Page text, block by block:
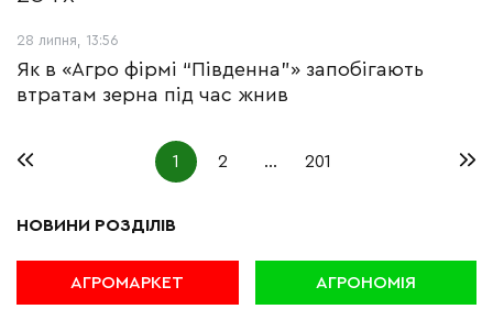
28 липня, 13:56
Як в «Агро фірмі “Південна”» запобігають
втратам зерна під час жнив
1 2 … 201
НОВИНИ РОЗДІЛІВ
АГРОМАРКЕТ АГРОНОМІЯ